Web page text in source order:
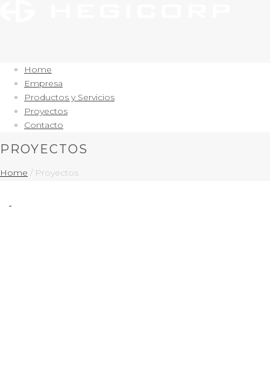
Home
Empresa
Productos y Servicios
Proyectos
Contacto
PROYECTOS
Home / Proyectos